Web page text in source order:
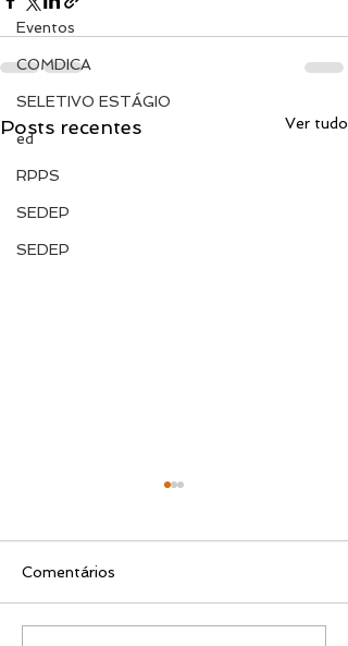
Eventos
COMDICA
SELETIVO ESTÁGIO
ed
RPPS
SEDEP
SEDEP
Posts recentes Ver tudo
Comentários